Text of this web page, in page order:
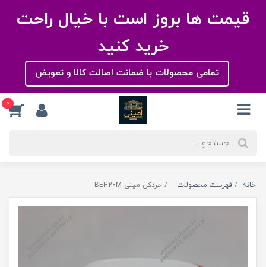
قیمت ها بروز است با خیال راحت
خرید کنید
تمامی محصولات با ضمانت اصالت کالا و تعویض
0
خانه فهرست محصولات خردکن مینی BEH20M